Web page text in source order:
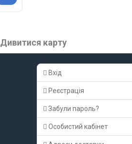
Дивитися карту
Вхід
Реєстрація
Забули пароль?
Особистий кабінет